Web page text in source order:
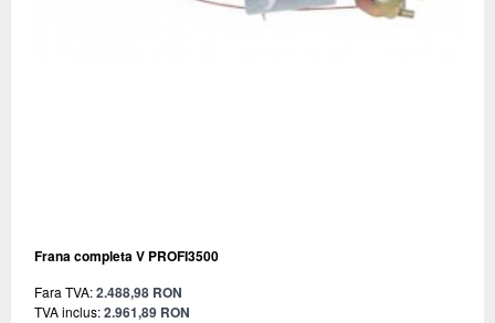
Frana completa V PROFI3500
Fara TVA:2.488,98 RON
TVA inclus:2.961,89 RON